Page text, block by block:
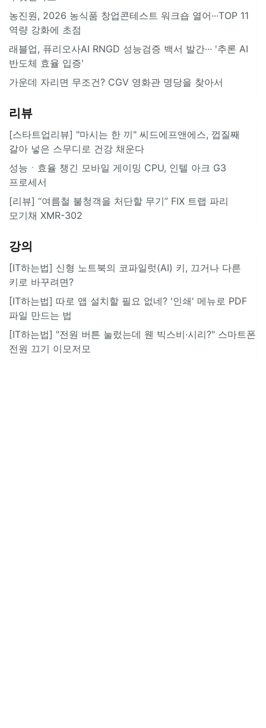
농진원, 2026 농식품 창업콘테스트 워크숍 열어···TOP 11
역량 강화에 초점
래블업, 퓨리오사AI RNGD 성능검증 백서 발간··· '추론 AI
반도체 효율 입증'
가운데 자리면 무조건? CGV 영화관 명당을 찾아서
리뷰
[스타트업리뷰] "마시는 한 끼" 씨드에프앤에스, 껍질째
갈아 넣은 스무디로 건강 채운다
성능ㆍ효율 챙긴 모바일 게이밍 CPU, 인텔 아크 G3
프로세서
[리뷰] “여름철 불청객을 처단할 무기” FIX 트랩 파리
모기채 XMR-302
강의
[IT하는법] 신형 노트북의 코파일럿(AI) 키, 끄거나 다른
키로 바꾸려면?
[IT하는법] 따로 앱 설치할 필요 없네? '인쇄' 메뉴로 PDF
파일 만드는 법
[IT하는법] "전원 버튼 눌렀는데 웬 빅스비·시리?" 스마트폰
전원 끄기 이모저모